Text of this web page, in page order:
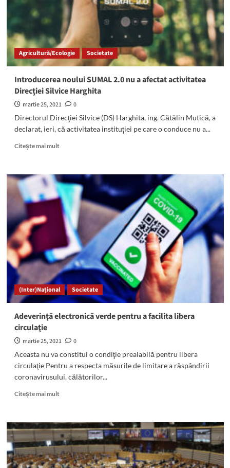
de
începutul
sezonului
de
schi
Agricultură/Ecologie Societate
Introducerea noului SUMAL 2.0 nu a afectat activitatea
Direcţiei Silvice Harghita
martie 25, 2021
0
Directorul Direcţiei Silvice (DS) Harghita, ing. Cătălin Mutică, a
declarat, ieri, că activitatea instituţiei pe care o conduce nu a...
Citește mai multRead
Introducerea
noului
SUMAL
2.0
nu
afectat
activitatea
Direcţiei
Silvice
Harghita
(Inter)Național Societate
Adeverinţă electronică verde pentru a facilita libera
circulaţie
martie 25, 2021
0
Aceasta nu va constitui o condiţie prealabilă pentru libera
circulaţie Pentru a respecta măsurile de limitare a răspândirii
coronavirusului, călătorilor...
Citește mai multRead
Adeverinţă
electronică
verde
pentru
a